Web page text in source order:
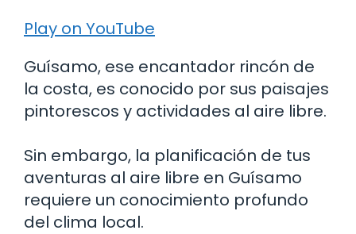
Play on YouTube
Guísamo, ese encantador rincón de
la costa, es conocido por sus paisajes
pintorescos y actividades al aire libre.
Sin embargo, la planificación de tus
aventuras al aire libre en Guísamo
requiere un conocimiento profundo
del clima local.